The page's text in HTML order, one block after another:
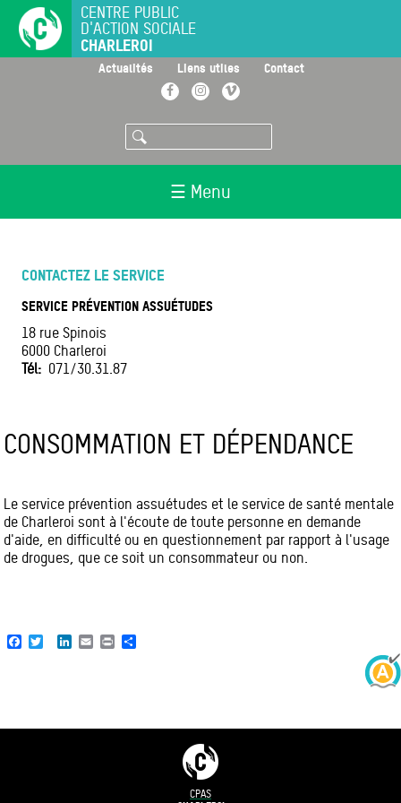
principal
CENTRE PUBLIC
D'ACTION SOCIALE
CHARLEROI
Actualités Liens utiles Contact
FacebookInstagramVimeo
Rechercher
☰ Menu
CONTACTEZ LE SERVICE
SERVICE PRÉVENTION ASSUÉTUDES
18 rue Spinois
6000 Charleroi
Tél
071/30.31.87
CONSOMMATION ET DÉPENDANCE
Le service prévention assuétudes et le service de santé mentale
de Charleroi sont à l'écoute de toute personne en demande
d'aide, en difficulté ou en questionnement par rapport à l'usage
de drogues, que ce soit un consommateur ou non.
Facebook
TwitterLinkedIn
EmailPrint
CPAS